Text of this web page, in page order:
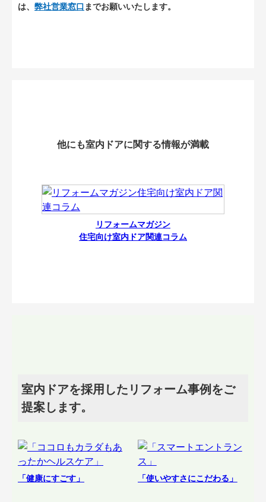
は、 弊社営業窓口 までお願いいたします。
他にも室内ドアに関する情報が満載
リフォームマガジン
住宅向け室内ドア関連コラム
室内ドアを採用したリフォーム事例をご
提案します。
「健康にすごす」 「使いやすさにこだわる」